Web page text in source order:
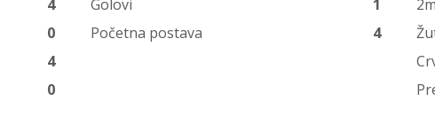
4
0
4
0
Golovi
1
Početna postava
4